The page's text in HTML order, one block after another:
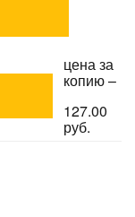
цена за
копию –
127.00
руб.